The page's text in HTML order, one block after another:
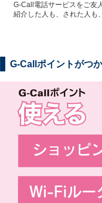
G-Call電話サービスをご友
紹介した人も、された人も
G-Callポイントがつ